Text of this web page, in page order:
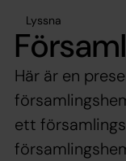
Lyssna
Här är en
ett